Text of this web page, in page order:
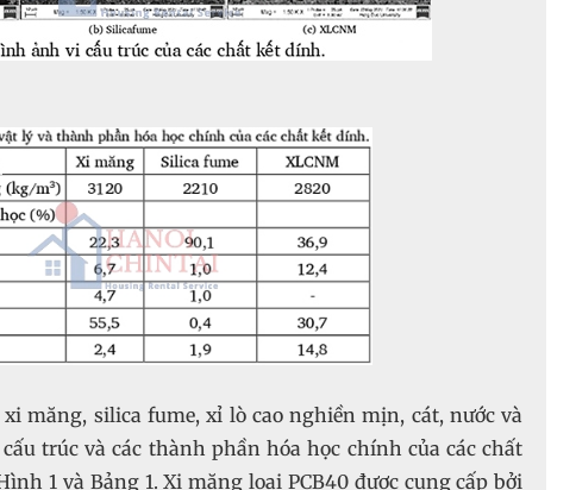
măng, silica fume, xỉ lò cao nghiền mịn, cát, nước và
trúc và các thành phần hóa học chính của các chất
1 và Bảng 1. Xi măng loại PCB40 được cung cấp bởi